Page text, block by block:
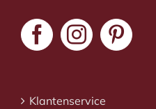
Klantenservice